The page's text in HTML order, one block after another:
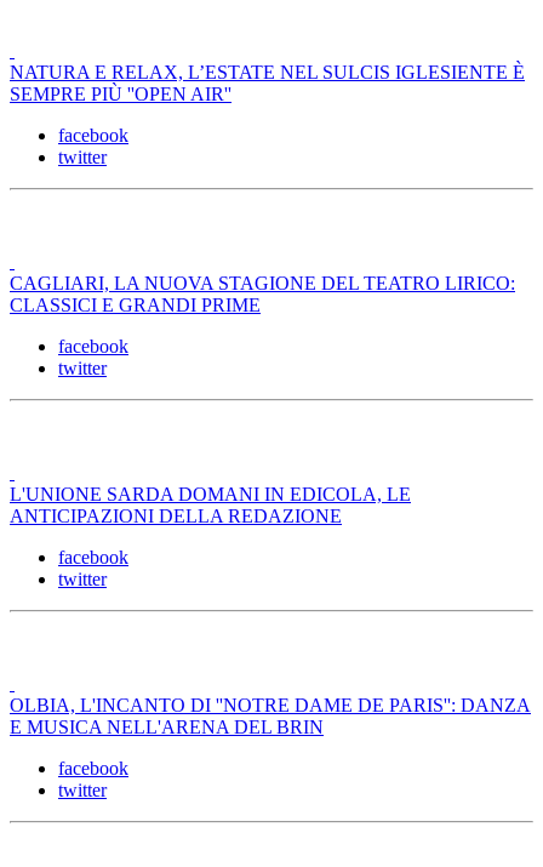
NATURA E RELAX, L’ESTATE NEL SULCIS IGLESIENTE È
SEMPRE PIÙ ''OPEN AIR''
facebook
twitter
CAGLIARI, LA NUOVA STAGIONE DEL TEATRO LIRICO:
CLASSICI E GRANDI PRIME
facebook
twitter
L'UNIONE SARDA DOMANI IN EDICOLA, LE
ANTICIPAZIONI DELLA REDAZIONE
facebook
twitter
OLBIA, L'INCANTO DI ''NOTRE DAME DE PARIS'': DANZA
E MUSICA NELL'ARENA DEL BRIN
facebook
twitter